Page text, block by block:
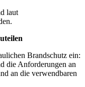
laut
Brandschutz ein:
die Anforderungen an
an die verwendbaren